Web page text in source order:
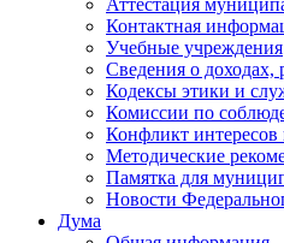
Аттестация
Контактная
Учебные учреждения
Сведения о доходах,
Кодексы этики и
Комиссии по
Конфликт
Методические
Памятка для
Новости
Дума